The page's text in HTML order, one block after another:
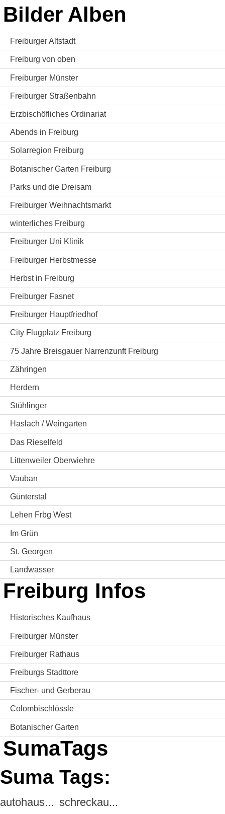
Bilder Alben
Freiburger Altstadt
Freiburg von oben
Freiburger Münster
Freiburger Straßenbahn
Erzbischöfliches Ordinariat
Abends in Freiburg
Solarregion Freiburg
Botanischer Garten Freiburg
Parks und die Dreisam
Freiburger Weihnachtsmarkt
winterliches Freiburg
Freiburger Uni Klinik
Freiburger Herbstmesse
Herbst in Freiburg
Freiburger Fasnet
Freiburger Hauptfriedhof
City Flugplatz Freiburg
75 Jahre Breisgauer Narrenzunft Freiburg
Zähringen
Herdern
Stühlinger
Haslach / Weingarten
Das Rieselfeld
Littenweiler Oberwiehre
Vauban
Günterstal
Lehen Frbg West
Im Grün
St. Georgen
Landwasser
Freiburg Infos
Historisches Kaufhaus
Freiburger Münster
Freiburger Rathaus
Freiburgs Stadttore
Fischer- und Gerberau
Colombischlössle
Botanischer Garten
SumaTags
Suma Tags:
autohaus... schreckau...